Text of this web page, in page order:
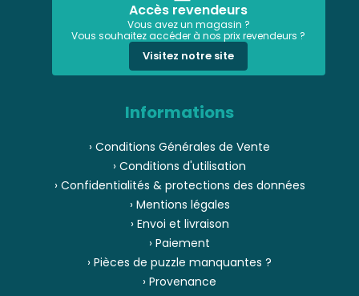
Accès revendeurs
Vous avez un magasin ?
Vous souhaitez accéder à nos prix revendeurs ?
Visitez notre site
Informations
› Conditions Générales de Vente
› Conditions d'utilisation
› Confidentialités & protections des données
› Mentions légales
› Envoi et livraison
› Paiement
› Pièces de puzzle manquantes ?
› Provenance